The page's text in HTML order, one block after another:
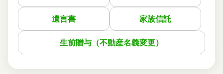
遺言書 家族信託
生前贈与（不動産名義変更）